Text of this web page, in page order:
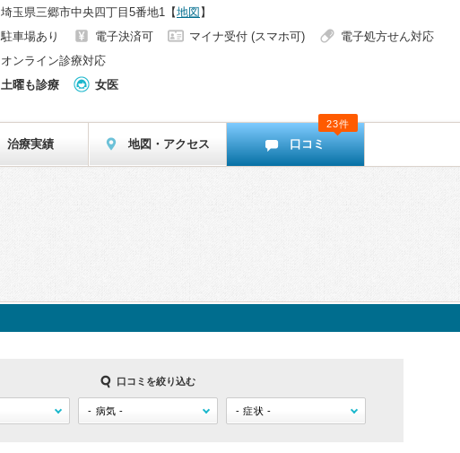
埼玉県三郷市中央四丁目5番地1 【地図 】
駐車場あり
電子決済可 マイナ受付 (スマホ可)
電子処方せん対応
オンライン診療対応
土曜も診療
女医
治療実績 地図・アクセス 口コミ
23件
口コミを絞り込む